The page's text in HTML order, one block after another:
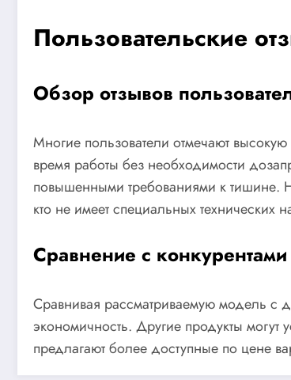
Пользовательские
Обзор отзывов
Многие пользователи отмечают
время работы без необходимости
повышенными требованиями к тишине.
кто не имеет специальных технических
Сравнение с конкурентами
Сравнивая рассматриваемую модель с
экономичность. Другие продукты могут
предлагают более доступные по цене